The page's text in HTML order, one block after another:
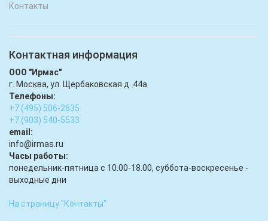
Контакты
Контактная информация
ООО "Ирмас"
г. Москва, ул. Щербаковская д. 44а
Телефоны:
+7 (495) 506-2635
+7 (903) 540-5533
email:
infо@irmas.ru
Часы работы:
понедельник-пятница с 10.00-18.00, суббота-воскресенье -
выходные дни
На страницу "Контакты"